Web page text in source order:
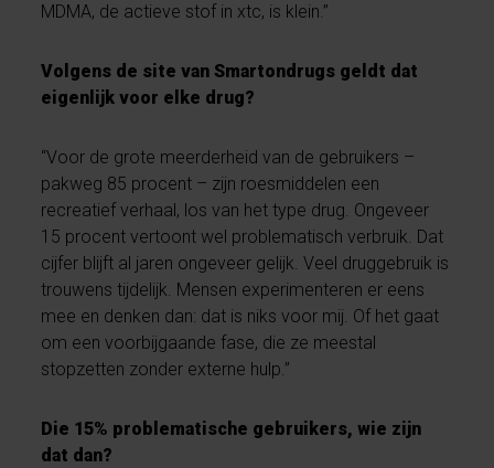
MDMA, de actieve stof in xtc, is klein.”
Volgens de site van Smartondrugs geldt dat
eigenlijk voor elke drug?
“Voor de grote meerderheid van de gebruikers –
pakweg 85 procent – zijn roesmiddelen een
recreatief verhaal, los van het type drug. Ongeveer
15 procent vertoont wel problematisch verbruik. Dat
cijfer blijft al jaren ongeveer gelijk. Veel druggebruik is
trouwens tijdelijk. Mensen experimenteren er eens
mee en denken dan: dat is niks voor mij. Of het gaat
om een voorbijgaande fase, die ze meestal
stopzetten zonder externe hulp.”
Die 15% problematische gebruikers, wie zijn
dat dan?